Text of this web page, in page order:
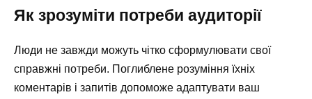
Як зрозуміти потреби аудиторії
Люди не завжди можуть чітко сформулювати свої
справжні потреби. Поглиблене розуміння їхніх
коментарів і запитів допоможе адаптувати ваш